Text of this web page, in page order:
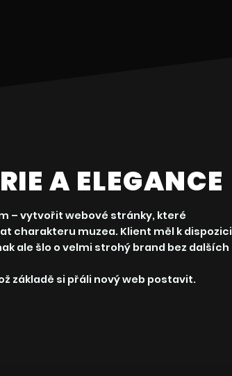
A ELEGANCE
– vytvořit webové stránky, které
charakteru muzea. Klient měl k dispozici
ale šlo o velmi strohý brand bez dalších
základě si přáli nový web postavit.